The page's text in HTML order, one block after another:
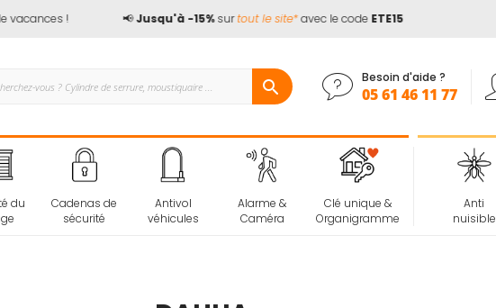
vacances ! 📢Jusqu'à -15%surtout le site*avec le codeETE15
Besoin d'aide ?
05 61 46 11 77
du
Cadenas de
sécurité
Antivol
véhicules
Alarme &
Caméra
Clé unique &
Organigramme
Anti
nuisible